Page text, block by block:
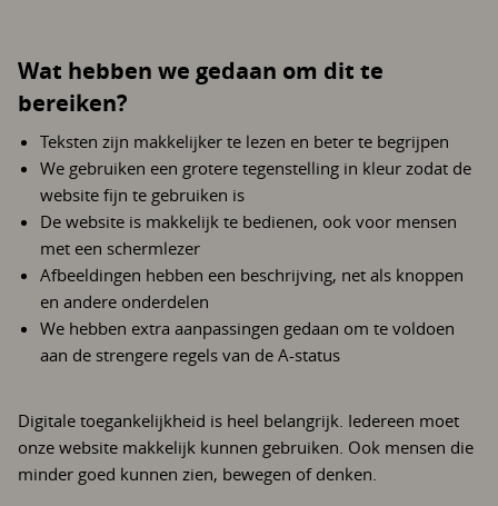
Wat hebben we gedaan om dit te
bereiken?
Teksten zijn makkelijker te lezen en beter te begrijpen
We gebruiken een grotere tegenstelling in kleur zodat de
website fijn te gebruiken is
De website is makkelijk te bedienen, ook voor mensen
met een schermlezer
Afbeeldingen hebben een beschrijving, net als knoppen
en andere onderdelen
We hebben extra aanpassingen gedaan om te voldoen
aan de strengere regels van de A-status
Digitale toegankelijkheid is heel belangrijk. Iedereen moet
onze website makkelijk kunnen gebruiken. Ook mensen die
minder goed kunnen zien, bewegen of denken.